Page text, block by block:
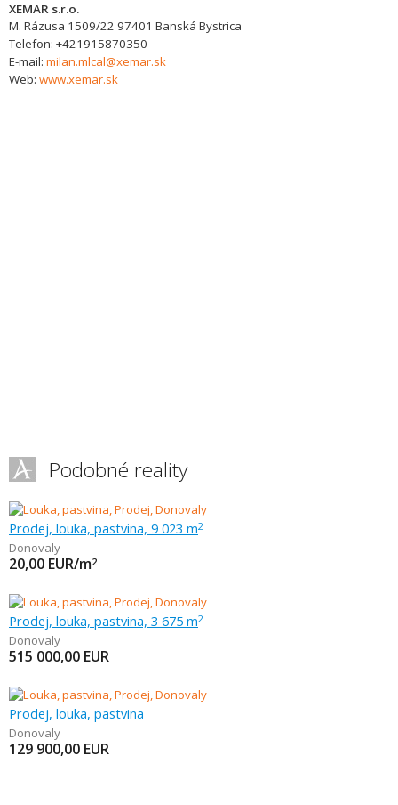
XEMAR s.r.o.
M. Rázusa 1509/22 97401 Banská Bystrica
Telefon: +421915870350
E-mail: milan.mlcal@xemar.sk
Web: www.xemar.sk
Podobné reality
Prodej, louka, pastvina, 9 023 m2
Donovaly
20,00 EUR/m2
Prodej, louka, pastvina, 3 675 m2
Donovaly
515 000,00 EUR
Prodej, louka, pastvina
Donovaly
129 900,00 EUR